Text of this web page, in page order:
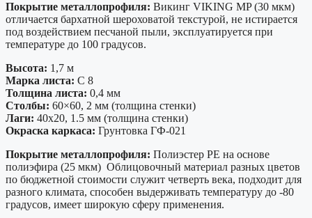
Покрытие металлопрофиля: Викинг VIKING MP (30 мкм)
отличается бархатной шероховатой текстурой, не истирается
под воздействием песчаной пыли, эксплуатируется при
температуре до 100 градусов.
Высота: 1,7 м
Марка листа: С 8
Толщина листа: 0,4 мм
Столбы: 60×60, 2 мм (толщина стенки)
Лаги: 40х20, 1.5 мм (толщина стенки)
Окраска каркаса: Грунтовка ГФ-021
Покрытие металлопрофиля: Полиэстер PE на основе
полиэфира (25 мкм) Облицовочный материал разных цветов
по бюджетной стоимости служит четверть века, подходит для
разного климата, способен выдерживать температуру до -80
градусов, имеет широкую сферу применения.